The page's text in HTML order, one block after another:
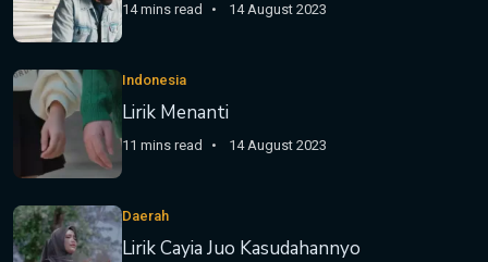
14 mins read 14 August 2023
Indonesia
Lirik Menanti
11 mins read 14 August 2023
Daerah
Lirik Cayia Juo Kasudahannyo